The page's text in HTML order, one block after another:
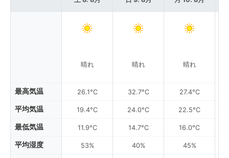
最高気温
平均気温
最低気温
平均湿度
晴れ
26.1°C
19.4°C
11.9°C
53%
晴れ
32.7°C
24.0°C
14.7°C
40%
晴れ
27.4°C
22.5°C
16.0°C
45%